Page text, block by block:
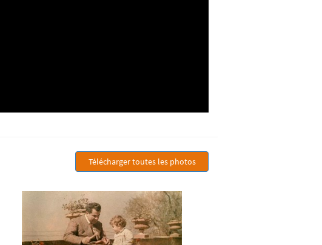
Télécharger toutes les photos